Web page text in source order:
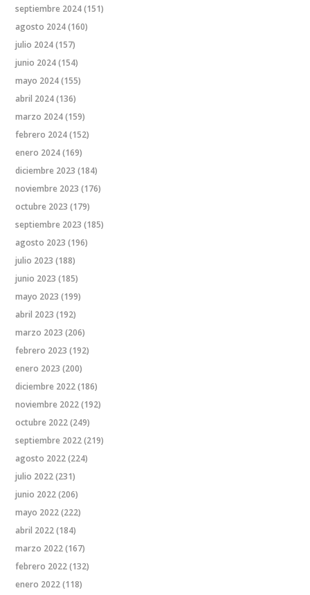
septiembre 2024(151)
agosto 2024(160)
julio 2024(157)
junio 2024(154)
mayo 2024(155)
abril 2024(136)
marzo 2024(159)
febrero 2024(152)
enero 2024(169)
diciembre 2023 (184)
noviembre 2023 (176)
octubre 2023 (179)
septiembre 2023 (185)
agosto 2023 (196)
julio 2023 (188)
junio 2023 (185)
mayo 2023 (199)
abril 2023 (192)
marzo 2023 (206)
febrero 2023 (192)
enero 2023 (200)
diciembre 2022(186)
noviembre 2022(192)
octubre 2022(249)
septiembre 2022(219)
agosto 2022(224)
julio 2022(231)
junio 2022(206)
mayo 2022(222)
abril 2022(184)
marzo 2022(167)
febrero 2022(132)
enero 2022(118)